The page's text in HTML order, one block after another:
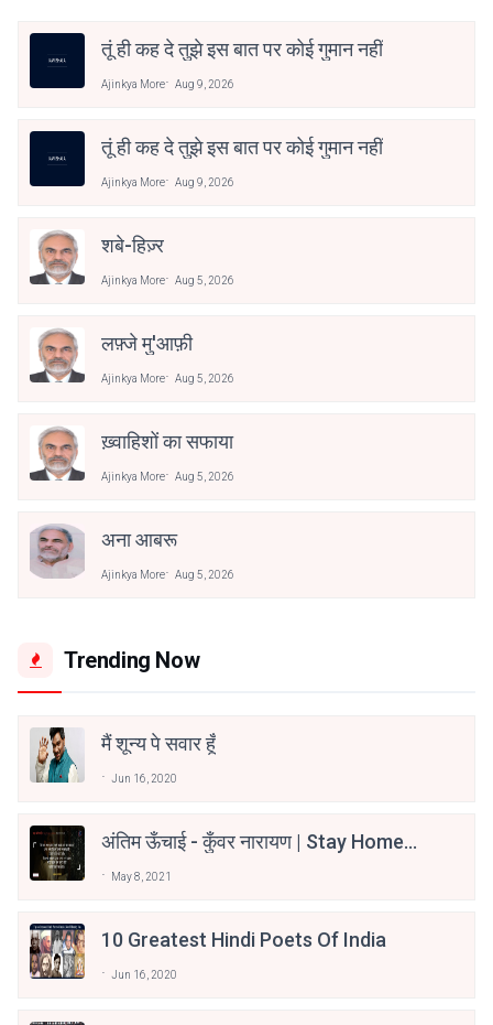
तूं ही कह दे तुझे इस बात पर कोई गुमान नहीं
Ajinkya More Aug 9, 2026
तूं ही कह दे तुझे इस बात पर कोई गुमान नहीं
Ajinkya More Aug 9, 2026
शबे-हिज़्र
Ajinkya More Aug 5, 2026
लफ़्जे मु'आफ़ी
Ajinkya More Aug 5, 2026
ख़्वाहिशों का सफाया
Ajinkya More Aug 5, 2026
अना आबरू
Ajinkya More Aug 5, 2026
Trending Now
मैं शून्य पे सवार हूँ
Jun 16, 2020
अंतिम ऊँचाई - कुँवर नारायण | Stay Home
May 8, 2021
10 Greatest Hindi Poets Of India
Jun 16, 2020